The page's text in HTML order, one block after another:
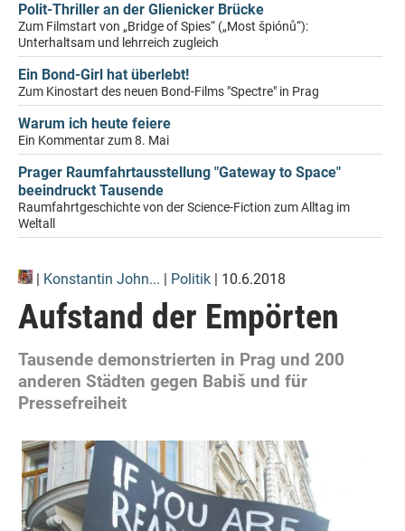
Polit-Thriller an der Glienicker Brücke
Zum Filmstart von „Bridge of Spies“ („Most špiónů“):
Unterhaltsam und lehrreich zugleich
Ein Bond-Girl hat überlebt!
Zum Kinostart des neuen Bond-Films "Spectre" in Prag
Warum ich heute feiere
Ein Kommentar zum 8. Mai
Prager Raumfahrtausstellung "Gateway to Space"
beeindruckt Tausende
Raumfahrtgeschichte von der Science-Fiction zum Alltag im
Weltall
| Konstantin John... | Politik | 10.6.2018
Aufstand der Empörten
Tausende demonstrierten in Prag und 200
anderen Städten gegen Babiš und für
Pressefreiheit